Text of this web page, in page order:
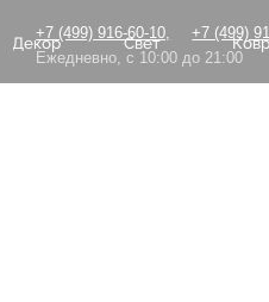
+7 (499) 916-60-66
+7 (499) 916-60-10,
Ежедневно, с 10:00 до 21:00
Свет
Декор Ковры